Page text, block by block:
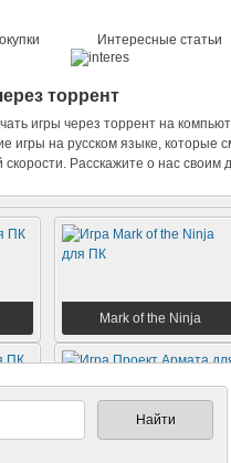
Интересные статьи
торрент
игры через торрент на
игры на русском языке, которые
Расскажите о нас своим
Mark of the Ninja
Проект Армата